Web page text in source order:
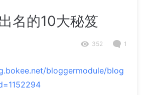
名的10大秘笈
352 1
bloggermodule/blog